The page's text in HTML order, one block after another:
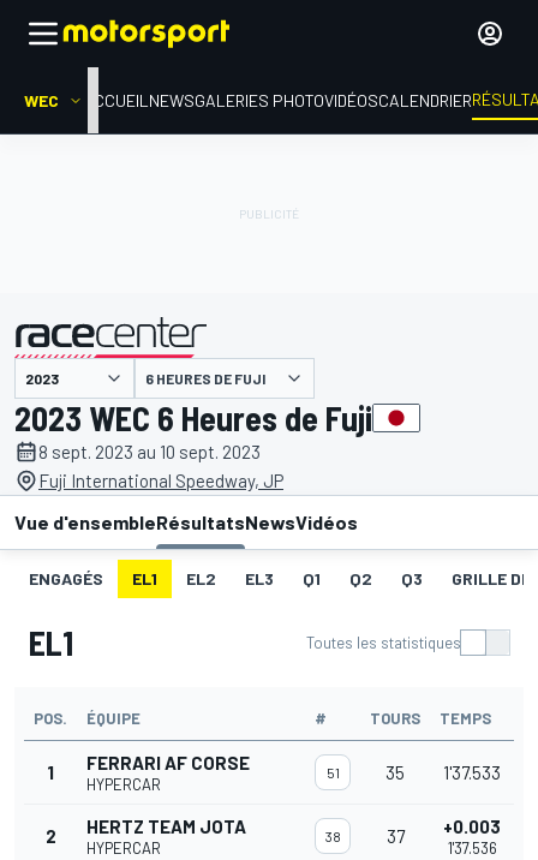
WEC ACCUEIL NEWSGALERIES PHOTOVIDÉOSCALENDRIER
présenté par 6 HEURES DE FUJI
2023 WEC 6 Heures de Fuji
8 sept. 2023 au 10 sept. 2023
Fuji International Speedway, JP
Vue d'ensembleRésultatsNewsVidéos
ENGAGÉS EL1 EL2 EL3 Q1 Q2 Q3 GRILLE DE
EL1 Toutes les statistiques
POS. ÉQUIPE # TOURS TEMPS
1 FERRARI AF CORSE
HYPERCAR
51 35 1'37.533
2 HERTZ TEAM JOTA
HYPERCAR
38 37 +0.003
1'37.536